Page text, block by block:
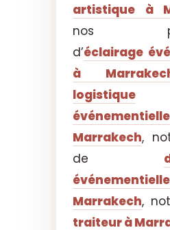
artistique à
nos
d’éclairage
à
logistique
Marrakech,
de
Marrakech,
traiteur à